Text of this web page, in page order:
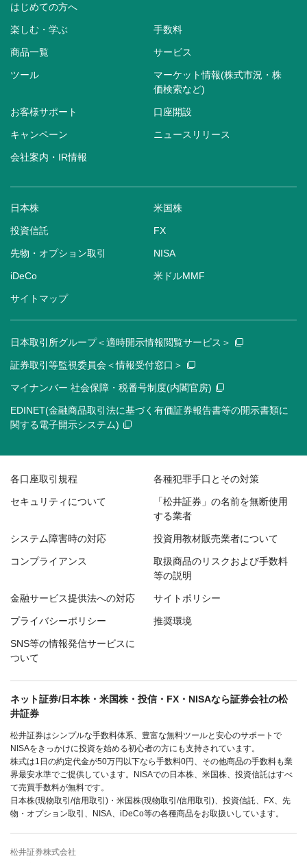
はじめての方へ
楽しむ・学ぶ 手数料
商品一覧 サービス
ツール
マーケット情報(株式市況・株
価検索など)
お客様サポート 口座開設
キャンペーン ニュースリリース
会社案内・IR情報
日本株 米国株
投資信託 FX
先物・オプション取引 NISA
iDeCo 米ドルMMF
サイトマップ
日本取引所グループ＜適時開示情報閲覧サービス＞
証券取引等監視委員会＜情報受付窓口＞
マイナンバー 社会保障・税番号制度(内閣官房)
EDINET(金融商品取引法に基づく有価証券報告書等の開示書類に
関する電子開示システム)
各口座取引規程 各種犯罪手口とその対策
セキュリティについて
「松井証券」の名前を無断使用
する業者
システム障害時の対応 投資用教材販売業者について
コンプライアンス
取扱商品のリスクおよび手数料
等の説明
金融サービス提供法への対応 サイトポリシー
プライバシーポリシー 推奨環境
SNS等の情報発信サービスに
ついて
ネット証券/日本株・米国株・投信・FX・NISAなら証券会社の松
井証券
松井証券はシンプルな手数料体系、豊富な無料ツールと安心のサポートで
NISAをきっかけに投資を始める初心者の方にも支持されています。
株式は1日の約定代金が50万円以下なら手数料0円、その他商品の手数料も業
界最安水準でご提供しています。NISAでの日本株、米国株、投資信託はすべ
て売買手数料が無料です。
日本株(現物取引/信用取引)・米国株(現物取引/信用取引)、投資信託、FX、先
物・オプション取引、NISA、iDeCo等の各種商品をお取扱いしています。
松井証券株式会社